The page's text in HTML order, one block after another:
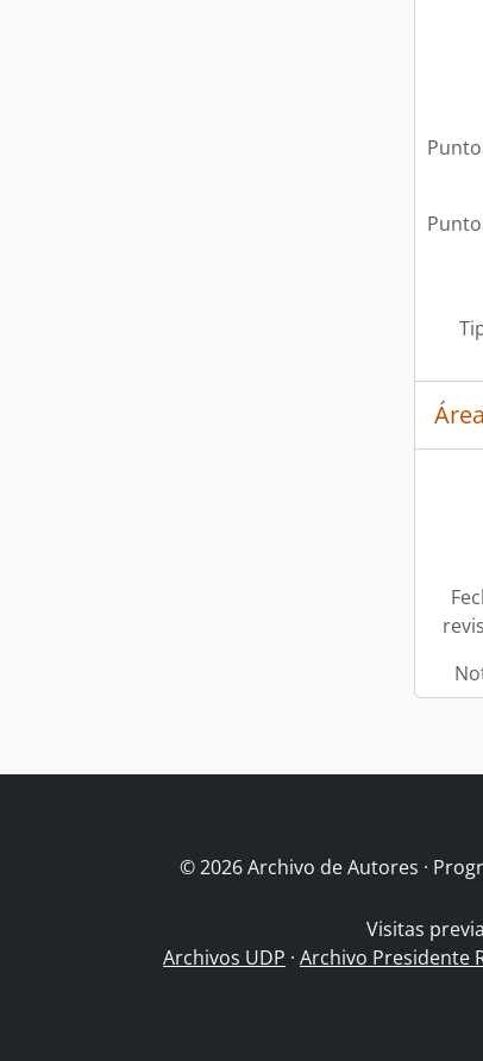
© 2026 Archivo de Autores ·
Visitas
Archivos UDP · Archivo Presidente